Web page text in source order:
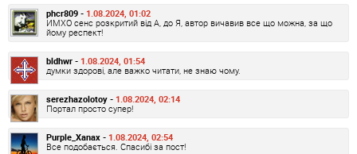
phcr809 - 1.08.2024, 01:02
ИМХО сенс розкритий від А, до Я, автор вичавив все що можна, за що
йому респект!
bldhwr - 1.08.2024, 01:54
думки здорові, але важко читати, не знаю чому.
serezhazolotoy - 1.08.2024, 02:14
Портал просто супер!
Purple_Xanax - 1.08.2024, 02:54
Все подобається. Спасибі за пост!